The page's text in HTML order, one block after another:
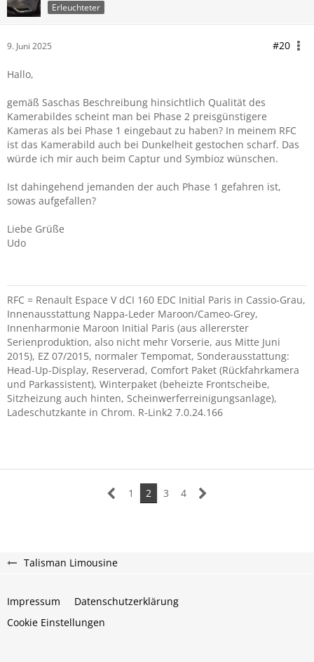
Erleuchteter
9. Juni 2025 #20
Hallo,
gemäß Saschas Beschreibung hinsichtlich Qualität des
Kamerabildes scheint man bei Phase 2 preisgünstigere
Kameras als bei Phase 1 eingebaut zu haben? In meinem RFC
ist das Kamerabild auch bei Dunkelheit gestochen scharf. Das
würde ich mir auch beim Captur und Symbioz wünschen.
Ist dahingehend jemanden der auch Phase 1 gefahren ist,
sowas aufgefallen?
Liebe Grüße
Udo
RFC = Renault Espace V dCI 160 EDC Initial Paris in Cassio-Grau,
Innenausstattung Nappa-Leder Maroon/Cameo-Grey,
Innenharmonie Maroon Initial Paris (aus allererster
Serienproduktion, also nicht mehr Vorserie, aus Mitte Juni
2015), EZ 07/2015, normaler Tempomat, Sonderausstattung:
Head-Up-Display, Reserverad, Comfort Paket (Rückfahrkamera
und Parkassistent), Winterpaket (beheizte Frontscheibe,
Sitzheizung auch hinten, Scheinwerferreinigungsanlage),
Ladeschutzkante in Chrom. R-Link2 7.0.24.166
1 2 3 4
Talisman Limousine
Impressum
Datenschutzerklärung
Cookie Einstellungen